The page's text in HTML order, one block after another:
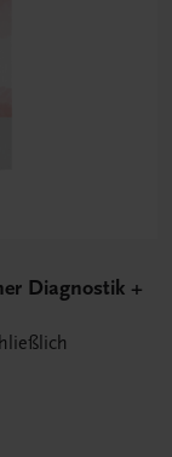
Diagnostik +